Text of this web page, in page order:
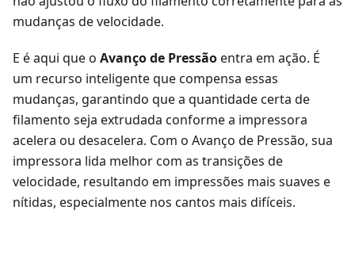
mudanças de velocidade.
E é aqui que o Avanço de Pressãoentra em ação. É
um recurso inteligente que compensa essas
mudanças, garantindo que a quantidade certa de
filamento seja extrudada conforme a impressora
acelera ou desacelera. Com o Avanço de Pressão, sua
impressora lida melhor com as transições de
velocidade, resultando em impressões mais suaves e
nítidas, especialmente nos cantos mais difíceis.